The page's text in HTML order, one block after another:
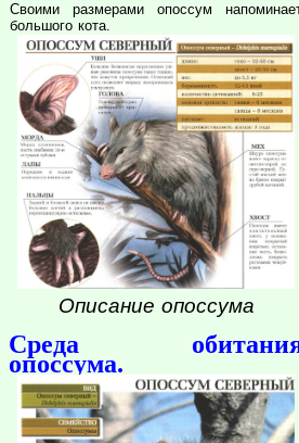
Своими размерами опоссум
большого кота.
Описание опоссума
Среда
опоссума.